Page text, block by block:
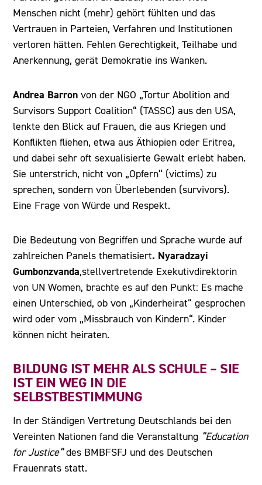
Menschen nicht (mehr) gehört fühlten und das
Vertrauen in Parteien, Verfahren und Institutionen
verloren hätten. Fehlen Gerechtigkeit, Teilhabe und
Anerkennung, gerät Demokratie ins Wanken.
Andrea Barron von der NGO „Tortur Abolition and
Survisors Support Coalition“ (TASSC) aus den USA,
lenkte den Blick auf Frauen, die aus Kriegen und
Konflikten fliehen, etwa aus Äthiopien oder Eritrea,
und dabei sehr oft sexualisierte Gewalt erlebt haben.
Sie unterstrich, nicht von „Opfern“ (victims) zu
sprechen, sondern von Überlebenden (survivors).
Eine Frage von Würde und Respekt.
Die Bedeutung von Begriffen und Sprache wurde auf
zahlreichen Panels thematisiert. Nyaradzayi
Gumbonzvanda,stellvertretende Exekutivdirektorin
von UN Women, brachte es auf den Punkt: Es mache
einen Unterschied, ob von „Kinderheirat“ gesprochen
wird oder vom „Missbrauch von Kindern“. Kinder
können nicht heiraten.
BILDUNG IST MEHR ALS SCHULE – SIE
IST EIN WEG IN DIE
SELBSTBESTIMMUNG
In der Ständigen Vertretung Deutschlands bei den
Vereinten Nationen fand die Veranstaltung “Education
for Justice”des BMBFSFJ und des Deutschen
Frauenrats statt.